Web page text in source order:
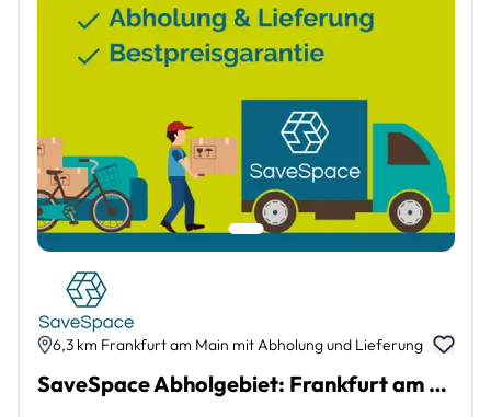
6,3 km Frankfurt am Main mit Abholung und Lieferung
SaveSpace Abholgebiet: Frankfurt am Main mit Abholung und Lieferung